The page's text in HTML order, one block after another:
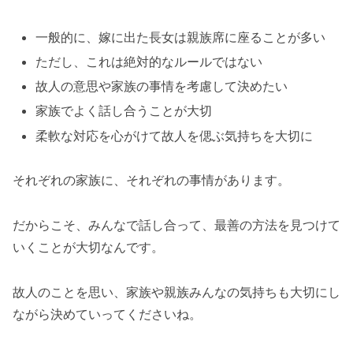
一般的に、嫁に出た長女は親族席に座ることが多い
ただし、これは絶対的なルールではない
故人の意思や家族の事情を考慮して決めたい
家族でよく話し合うことが大切
柔軟な対応を心がけて故人を偲ぶ気持ちを大切に
それぞれの家族に、それぞれの事情があります。
だからこそ、みんなで話し合って、最善の方法を見つけて
いくことが大切なんです。
故人のことを思い、家族や親族みんなの気持ちも大切にし
ながら決めていってくださいね。